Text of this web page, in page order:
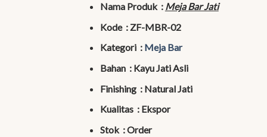
Nama Produk : Meja Bar Jati
Kode : ZF-MBR-02
Kategori : Meja Bar
Bahan : Kayu Jati Asli
Finishing : Natural Jati
Kualitas : Ekspor
Stok : Order